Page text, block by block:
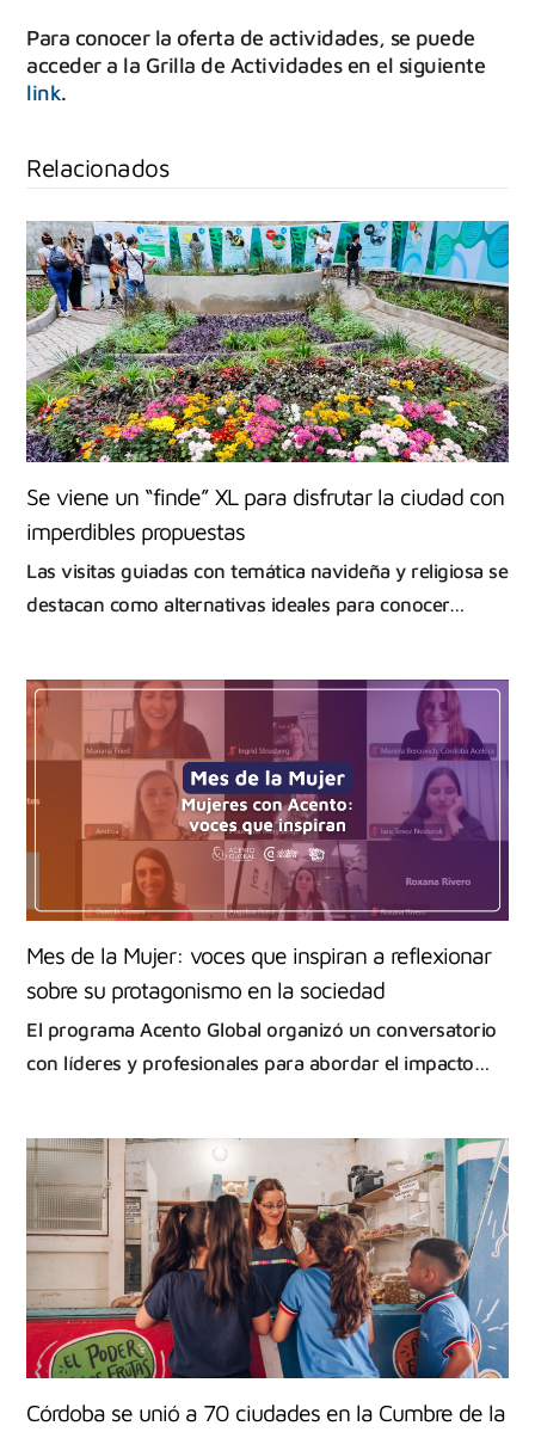
Para conocer la oferta de actividades, se puede
acceder a la Grilla de Actividades en el siguiente
link.
Relacionados
Se viene un “finde” XL para disfrutar la ciudad con
imperdibles propuestas
Las visitas guiadas con temática navideña y religiosa se
destacan como alternativas ideales para conocer…
Mes de la Mujer: voces que inspiran a reflexionar
sobre su protagonismo en la sociedad
El programa Acento Global organizó un conversatorio
con líderes y profesionales para abordar el impacto…
Córdoba se unió a 70 ciudades en la Cumbre de la